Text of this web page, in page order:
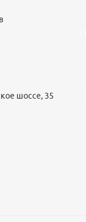
шоссе, 35